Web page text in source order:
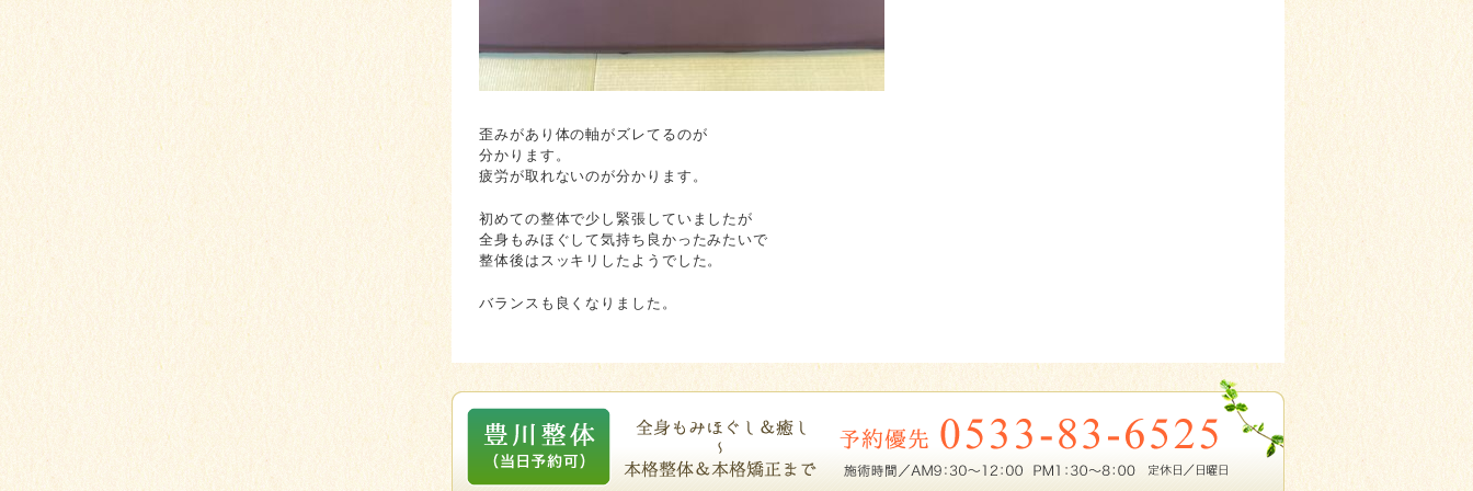
歪みがあり体の軸がズレてるのが
分かります。
疲労が取れないのが分かります。
初めての整体で少し緊張していましたが
全身もみほぐして気持ち良かったみたいで
整体後はスッキリしたようでした。
バランスも良くなりました。